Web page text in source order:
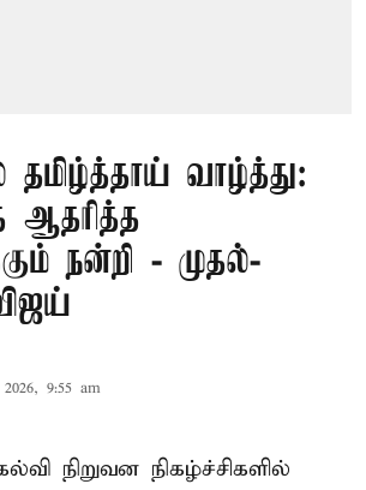
தமிழ்த்தாய் வாழ்த்து:
ஆதரித்த
நன்றி - முதல்-
9:55 am
நிறுவன நிகழ்ச்சிகளில்